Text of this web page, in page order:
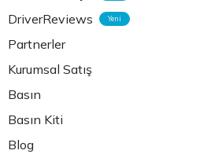
DriverReviews Yeni
Partnerler
Kurumsal Satış
Basın
Basın Kiti
Blog